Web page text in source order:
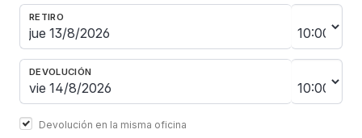
RETIRO
DEVOLUCIÓN
Devolución en la misma oficina